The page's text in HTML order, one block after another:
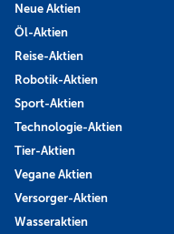
Neue Aktien
Öl-Aktien
Reise-Aktien
Robotik-Aktien
Sport-Aktien
Technologie-Aktien
Tier-Aktien
Vegane Aktien
Versorger-Aktien
Wasseraktien